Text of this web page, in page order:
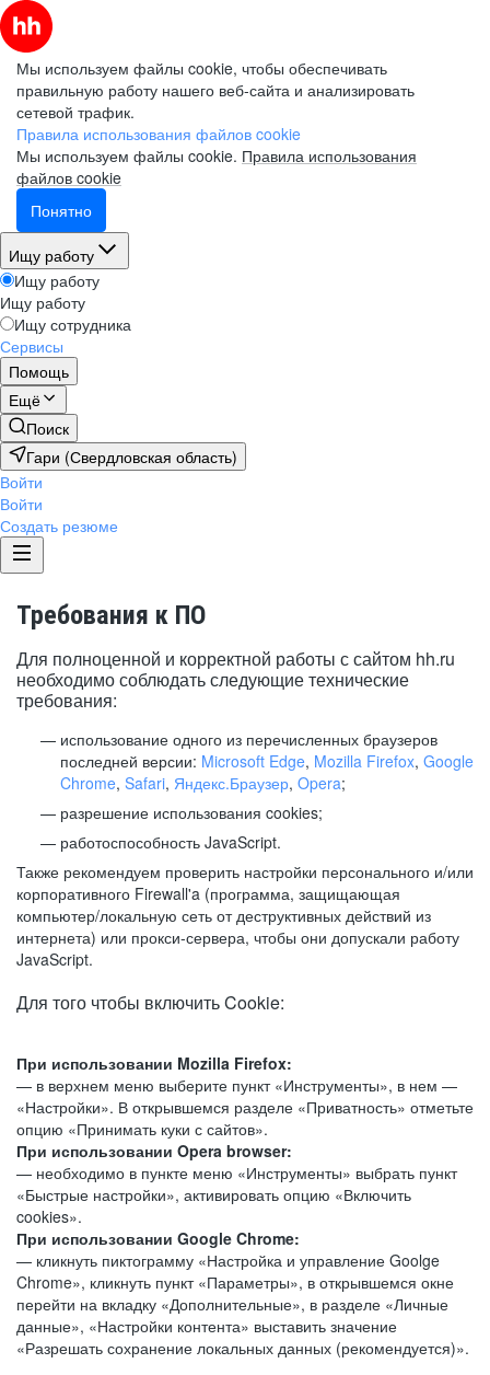
Мы используем файлы cookie, чтобы обеспечивать
правильную работу нашего веб-сайта и анализировать
сетевой трафик.
Правила использования файлов cookie
Мы используем файлы cookie. Правила использования
файлов cookie
Понятно
Ищу работу
Ищу работу
Ищу работу
Ищу сотрудника
Сервисы
Помощь
Ещё
Поиск
Гари (Свердловская область)
Войти
Войти
Создать резюме
Требования к ПО
Для полноценной и корректной работы с сайтом hh.ru
необходимо соблюдать следующие технические
требования:
использование одного из перечисленных браузеров
последней версии: Microsoft Edge, Mozilla Firefox, Google
Chrome, Safari, Яндекс.Браузер, Opera;
разрешение использования cookies;
работоспособность JavaScript.
Также рекомендуем проверить настройки персонального и/или
корпоративного Firewall'a (программа, защищающая
компьютер/локальную сеть от деструктивных действий из
интернета) или прокси-сервера, чтобы они допускали работу
JavaScript.
Для того чтобы включить Cookie:
При использовании Mozilla Firefox:
— в верхнем меню выберите пункт «Инструменты», в нем —
«Настройки». В открывшемся разделе «Приватность» отметьте
опцию «Принимать куки с сайтов».
При использовании Opera browser:
— необходимо в пункте меню «Инструменты» выбрать пункт
«Быстрые настройки», активировать опцию «Включить
cookies».
При использовании Google Chrome:
— кликнуть пиктограмму «Настройка и управление Goolge
Chrome», кликнуть пункт «Параметры», в открывшемся окне
перейти на вкладку «Дополнительные», в разделе «Личные
данные», «Настройки контента» выставить значение
«Разрешать сохранение локальных данных (рекомендуется)».